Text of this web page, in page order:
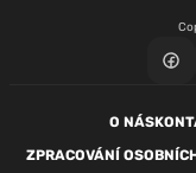
O NÁS
ZPRACOVÁNÍ